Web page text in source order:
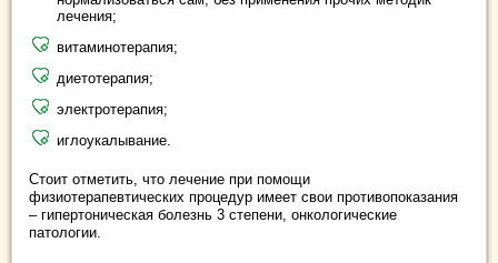
лечения;
витаминотерапия;
диетотерапия;
электротерапия;
иглоукалывание.
Стоит отметить, что лечение при помощи
физиотерапевтических процедур имеет свои противопоказания
– гипертоническая болезнь 3 степени, онкологические
патологии.